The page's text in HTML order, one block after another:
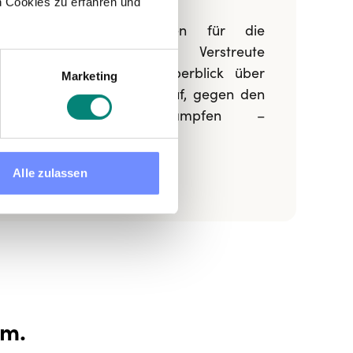
Marketing
Alle zulassen
Manuelle Kalkulationen für die
Lohnberechnung. Verstreute
Dokumente. Keinen Überblick über
Dein Personal? Höre auf, gegen den
Papierkram anzukämpfen –
übernimm die Kontrolle.